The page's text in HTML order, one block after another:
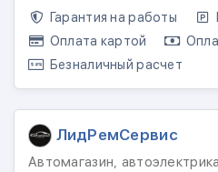
Гарантия на работы
Оплата картой
Безналичный расчет
ЛидРемСервис
Автомагазин,